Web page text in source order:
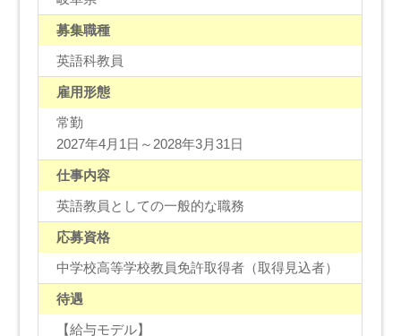
募集職種
英語科教員
雇用形態
常勤
2027年4月1日～2028年3月31日
仕事内容
英語教員としての一般的な職務
応募資格
中学校高等学校教員免許取得者（取得見込者）
待遇
【給与モデル】